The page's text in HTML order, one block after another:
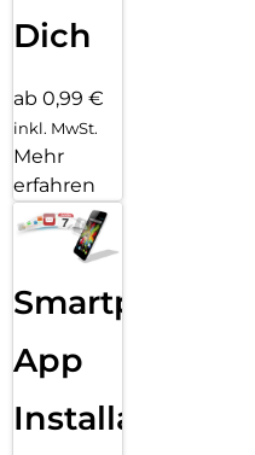
Dich
ab 0,99 €
inkl. MwSt.
Mehr
erfahren
Smartphone
App
Installation